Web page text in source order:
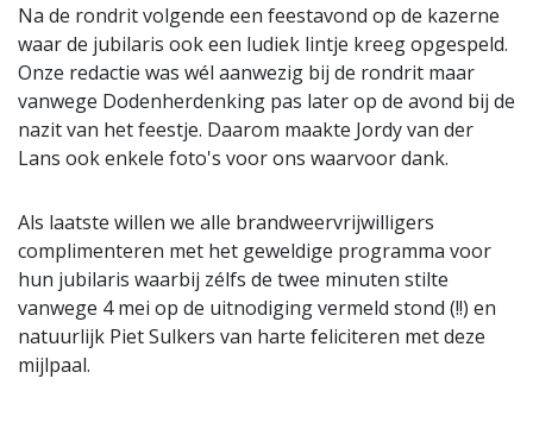
Na de rondrit volgende een feestavond op de kazerne
waar de jubilaris ook een ludiek lintje kreeg opgespeld.
Onze redactie was wél aanwezig bij de rondrit maar
vanwege Dodenherdenking pas later op de avond bij de
nazit van het feestje. Daarom maakte Jordy van der
Lans ook enkele foto's voor ons waarvoor dank.
Als laatste willen we alle brandweervrijwilligers
complimenteren met het geweldige programma voor
hun jubilaris waarbij zélfs de twee minuten stilte
vanwege 4 mei op de uitnodiging vermeld stond (!!) en
natuurlijk Piet Sulkers van harte feliciteren met deze
mijlpaal.